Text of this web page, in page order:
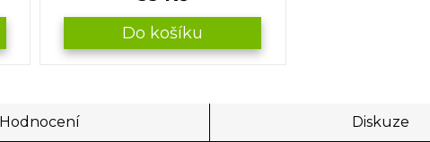
Do košíku
Hodnocení Diskuze